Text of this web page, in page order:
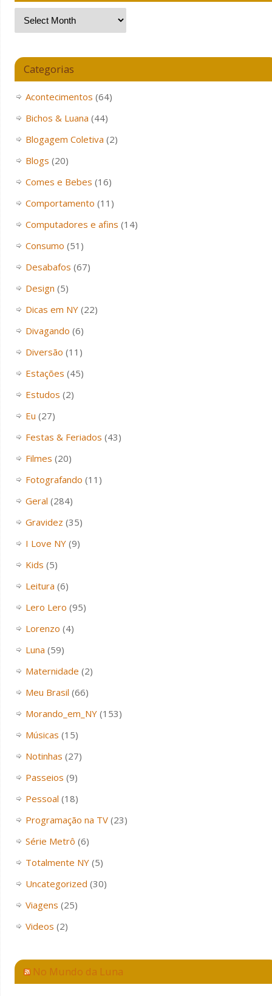
Categorias
Acontecimentos (64)
Bichos & Luana (44)
Blogagem Coletiva (2)
Blogs (20)
Comes e Bebes (16)
Comportamento (11)
Computadores e afins (14)
Consumo (51)
Desabafos (67)
Design (5)
Dicas em NY(22)
Divagando (6)
Diversão (11)
Estações (45)
Estudos (2)
Eu (27)
Festas & Feriados (43)
Filmes (20)
Fotografando (11)
Geral (284)
Gravidez (35)
I Love NY(9)
Kids (5)
Leitura (6)
Lero Lero (95)
Lorenzo (4)
Luna (59)
Maternidade (2)
Meu Brasil (66)
Morando_em_NY(153)
Músicas (15)
Notinhas (27)
Passeios (9)
Pessoal (18)
Programação na TV(23)
Série Metrô (6)
Totalmente NY(5)
Uncategorized (30)
Viagens (25)
Videos (2)
No Mundo da Luna